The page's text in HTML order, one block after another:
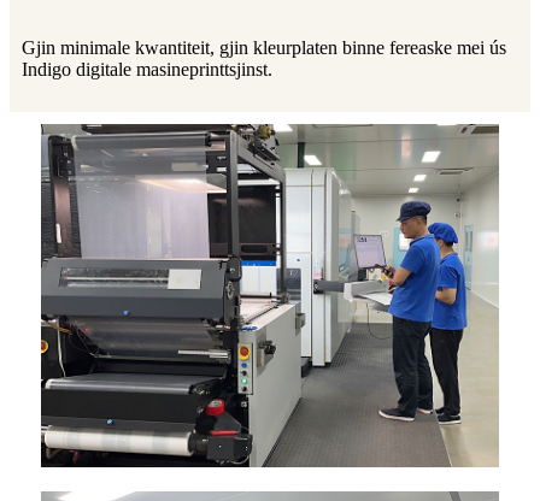
Gjin minimale kwantiteit, gjin kleurplaten binne fereaske mei ús
Indigo digitale masineprinttsjinst.